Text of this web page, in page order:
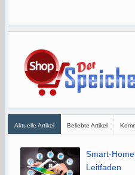
Aktuelle Artikel Beliebte Artikel
Smart-
Leitfaden